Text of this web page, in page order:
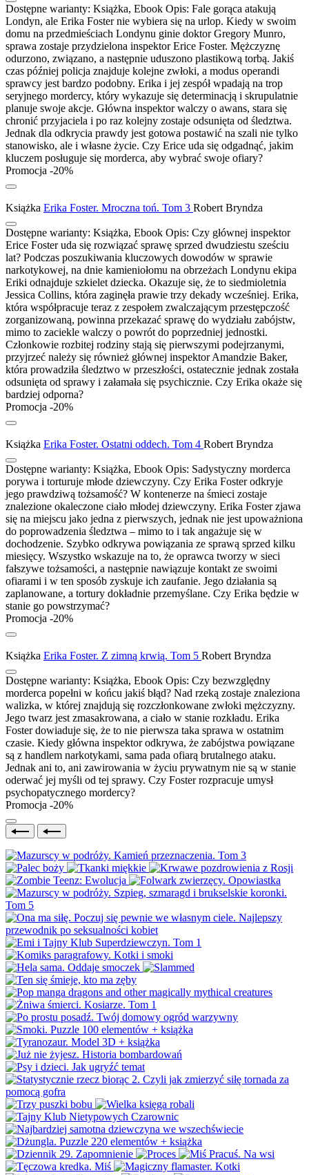
Dostępne warianty: Książka, Ebook Opis: Fale gorąca atakują
Londyn, ale Erika Foster nie wybiera się na urlop. Kiedy w swoim
domu na przedmieściach Londynu ginie doktor Gregory Munro,
sprawa zostaje przydzielona inspektor Erice Foster. Mężczyznę
odurzono, związano, a następnie uduszono plastikową torbą. Jakiś
czas później policja znajduje kolejne zwłoki, a modus operandi
sprawcy jest bardzo podobny. Erika i jej zespół wpadają na trop
seryjnego mordercy, który wykazuje się determinacją i skrupulatnie
planuje swoje akcje. Główna inspektor walczy o awans, stara się
chronić przyjaciela i po raz kolejny zostaje odsunięta od śledztwa.
Jednak dla odkrycia prawdy jest gotowa postawić na szali nie tylko
stanowisko, ale i własne życie. Czy Erice uda się odgadnąć, jakim
kluczem posługuje się morderca, aby wybrać swoje ofiary?
Promocja -20%
Książka Erika Foster. Mroczna toń. Tom 3 Robert Bryndza
Dostępne warianty: Książka, Ebook Opis: Czy głównej inspektor
Erice Foster uda się rozwiązać sprawę sprzed dwudziestu sześciu
lat? Podczas poszukiwania kluczowych dowodów w sprawie
narkotykowej, na dnie kamieniołomu na obrzeżach Londynu ekipa
Eriki odnajduje szkielet dziecka. Okazuje się, że to siedmioletnia
Jessica Collins, która zaginęła prawie trzy dekady wcześniej. Erika,
która współpracuje teraz z zespołem zwalczającym przestępczość
zorganizowaną, powinna przekazać sprawę do wydziału zabójstw,
mimo to zaciekle walczy o powrót do poprzedniej jednostki.
Członkowie rozbitej rodziny stają się pierwszymi podejrzanymi,
przyjrzeć należy się również głównej inspektor Amandzie Baker,
która prowadziła śledztwo w przeszłości, ostatecznie jednak została
odsunięta od sprawy i załamała się psychicznie. Czy Erika okaże się
bardziej odporna?
Promocja -20%
Książka Erika Foster. Ostatni oddech. Tom 4 Robert Bryndza
Dostępne warianty: Książka, Ebook Opis: Sadystyczny morderca
porywa i torturuje młode dziewczyny. Czy Erika Foster odkryje
jego prawdziwą tożsamość? W kontenerze na śmieci zostaje
znalezione okaleczone ciało młodej dziewczyny. Erika Foster zjawa
się na miejscu jako jedna z pierwszych, jednak nie jest upoważniona
do poprowadzenia śledztwa – mimo to i tak angażuje się w
dochodzenie. Szybko odkrywa powiązania ze sprawą sprzed kilku
miesięcy. Wszystko wskazuje na to, że oprawca tworzy w sieci
fałszywe tożsamości, a następnie nawiązuje kontakt ze swoimi
ofiarami i w ten sposób zyskuje ich zaufanie. Jego działania są
zaplanowane, a tortury dokładnie przemyślane. Czy Erika będzie w
stanie go powstrzymać?
Promocja -20%
Książka Erika Foster. Z zimną krwią. Tom 5 Robert Bryndza
Dostępne warianty: Książka, Ebook Opis: Czy bezwzględny
morderca popełni w końcu jakiś błąd? Nad rzeką zostaje znaleziona
walizka, w której znajdują się rozczłonkowane zwłoki mężczyzny.
Jego twarz jest zmasakrowana, a ciało w stanie rozkładu. Erika
Foster dowiaduje się, że to nie pierwsza taka sprawa w ostatnim
czasie. Kiedy główna inspektor odkrywa, że zabójstwa powiązane
są z handlem narkotykami, sama pada ofiarą brutalnego ataku.
Jednak ani to, ani zawirowania w życiu prywatnym nie są w stanie
oderwać jej myśli od tej sprawy. Czy Foster rozpracuje umysł
psychopatycznego mordercy?
Promocja -20%